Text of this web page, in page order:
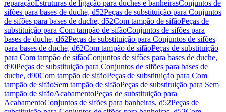
reparaçãoEstruturas de ligação para duches e banheirasConjuntos de
sifões para bases de duche, d52Peças de substituição para Conjuntos
de sifões para bases de duche, d52Com tampão de sifãoPeças de
substituição para Com tampão de sifãoConjuntos de sifões para
bases de duche, d62Peças de substituição para Conjuntos de sifões
para bases de duche, d62Com tampão de sifãoPeças de substituição
para Com tampão de sifãoConjuntos de sifões para bases de duche,
d90Peças de substituição para Conjuntos de sifões para bases de
duche, d90Com tampão de sifãoPeças de substituição para Com
tampão de sifãoSem tampão de sifãoPeças de substituição para Sem
tampão de sifãoAcabamentoPeças de substituição para
AcabamentoConjuntos de sifões para banheiras, d52Peças de